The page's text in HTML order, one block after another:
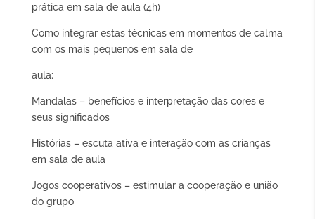
prática em sala de aula (4h)
Como integrar estas técnicas em momentos de calma
com os mais pequenos em sala de
aula:
Mandalas – benefícios e interpretação das cores e
seus significados
Histórias – escuta ativa e interação com as crianças
em sala de aula
Jogos cooperativos – estimular a cooperação e união
do grupo